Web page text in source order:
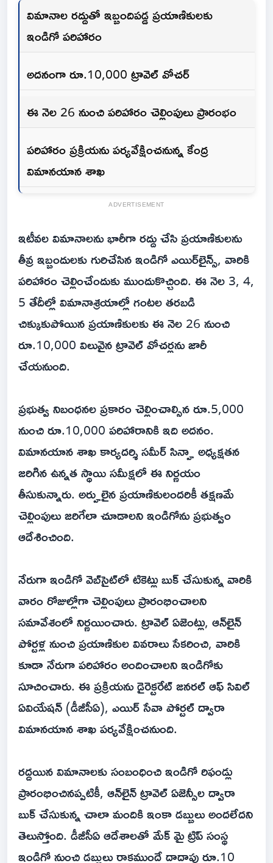
విమానాల రద్దుతో ఇబ్బందిపడ్డ ప్రయాణికులకు
ఇండిగో పరిహారం
అదనంగా రూ.10,000 ట్రావెల్ వోచర్
ఈ నెల‌ 26 నుంచి పరిహారం చెల్లింపులు ప్రారంభం
పరిహారం ప్రక్రియను పర్యవేక్షించనున్న కేంద్ర
విమానయాన శాఖ
ADVERTISEMENT
ఇటీవల విమానాలను భారీగా రద్దు చేసి ప్రయాణికులను
తీవ్ర ఇబ్బందులకు గురిచేసిన ఇండిగో ఎయిర్‌లైన్స్, వారికి
పరిహారం చెల్లించేందుకు ముందుకొచ్చింది. ఈ నెల‌ 3, 4,
5 తేదీల్లో విమానాశ్రయాల్లో గంటల తరబడి
చిక్కుకుపోయిన ప్రయాణికులకు ఈ నెల‌ 26 నుంచి
రూ.10,000 విలువైన ట్రావెల్ వోచర్లను జారీ
చేయనుంది.
ప్రభుత్వ నిబంధనల ప్రకారం చెల్లించాల్సిన రూ.5,000
నుంచి రూ.10,000 పరిహారానికి ఇది అదనం.
విమానయాన శాఖ కార్యదర్శి సమీర్ సిన్హా అధ్యక్షతన
జరిగిన ఉన్నత స్థాయి సమీక్షలో ఈ నిర్ణయం
తీసుకున్నారు. అర్హులైన ప్రయాణికులందరికీ తక్షణమే
చెల్లింపులు జరిగేలా చూడాలని ఇండిగోను ప్రభుత్వం
ఆదేశించింది.
నేరుగా ఇండిగో వెబ్‌సైట్‌లో టికెట్లు బుక్ చేసుకున్న వారికి
వారం రోజుల్లోగా చెల్లింపులు ప్రారంభించాలని
సమావేశంలో నిర్ణయించారు. ట్రావెల్ ఏజెంట్లు, ఆన్‌లైన్
పోర్టళ్ల నుంచి ప్రయాణికుల వివరాలు సేకరించి, వారికి
కూడా నేరుగా పరిహారం అందించాలని ఇండిగోకు
సూచించారు. ఈ ప్రక్రియను డైరెక్టరేట్ జనరల్ ఆఫ్ సివిల్
ఏవియేషన్ (డీజీసీఏ), ఎయిర్ సేవా పోర్టల్ ద్వారా
విమానయాన శాఖ పర్యవేక్షించనుంది.
రద్దయిన విమానాలకు సంబంధించి ఇండిగో రిఫండ్లు
ప్రారంభించినప్పటికీ, ఆన్‌లైన్ ట్రావెల్ ఏజెన్సీల ద్వారా
బుక్ చేసుకున్న చాలా మందికి ఇంకా డబ్బులు అందలేదని
తెలుస్తోంది. డీజీసీఏ ఆదేశాలతో మేక్‌ మై ట్రిప్ సంస్థ
ఇండిగో నుంచి డబ్బులు రాకముందే దాదాపు రూ.10